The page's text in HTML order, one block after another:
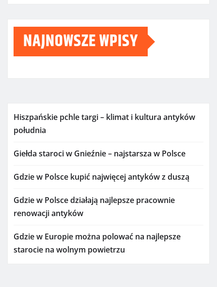
NAJNOWSZE WPISY
Hiszpańskie pchle targi – klimat i kultura antyków
południa
Giełda staroci w Gnieźnie – najstarsza w Polsce
Gdzie w Polsce kupić najwięcej antyków z duszą
Gdzie w Polsce działają najlepsze pracownie
renowacji antyków
Gdzie w Europie można polować na najlepsze
starocie na wolnym powietrzu